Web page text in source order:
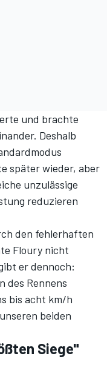
und brachte
Deshalb
später wieder, aber
unzulässige
reduzieren
den fehlerhaften
Floury nicht
er dennoch:
des Rennens
bis acht km/h
beiden
Siege"